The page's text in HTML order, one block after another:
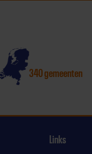
340 gemeenten
Links